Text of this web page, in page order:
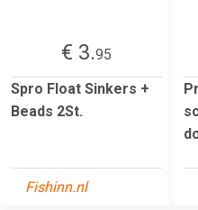
€ 3.95
Spro Float Sinkers +
Beads 2St.
Fishinn.nl